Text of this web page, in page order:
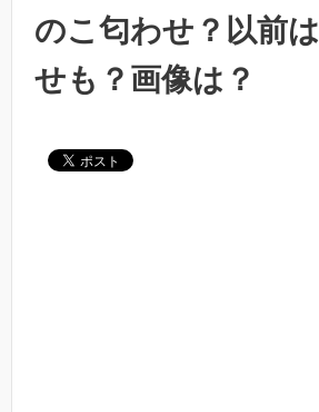
のこ匂わせ？以前
せも？画像は？